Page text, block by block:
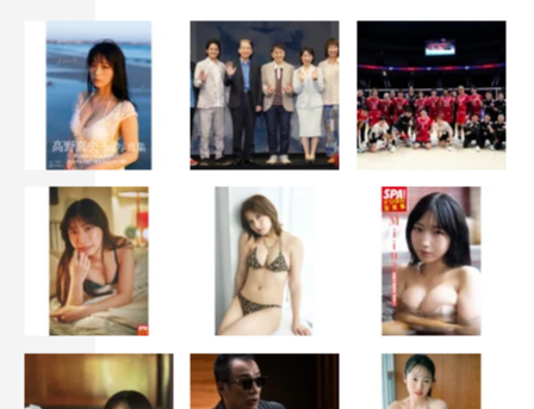
ている中で、最終話で台本にはなかった歳三の台詞なので
すが、「総司、ひとりで行くな」と言ったシーンがありま
す。要は、戦う理由が変わっているんです。「俺が戦いた
いから行く」という理由から、「仲間のために行かなき
ゃ」というものに。それが生きていくなかで難しい部分だ
なと思いました。だから、鴨のことがどこかで羨ましい
し、「俺を残していくなよ」「俺はここからまた生きてい
かなきゃいけないんだよ」という、言葉にしがたい思いだ
ったので、あの鴨と対峙したシーンは、僕本当に何を言っ
たか覚えていないんです。
◆まったく？